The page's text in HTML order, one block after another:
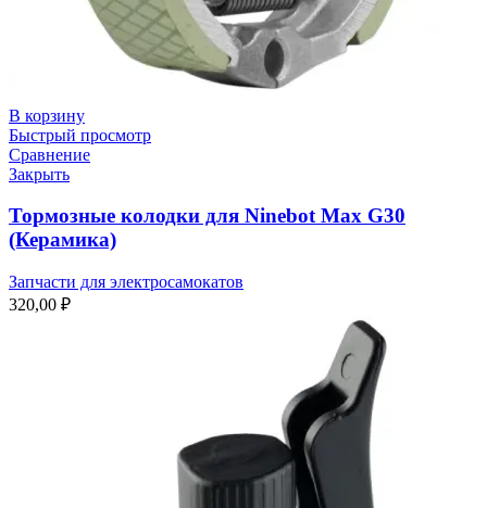
В корзину
Быстрый просмотр
Сравнение
Закрыть
Тормозные колодки для Ninebot Max G30
(Керамика)
Запчасти для электросамокатов
320,00 ₽